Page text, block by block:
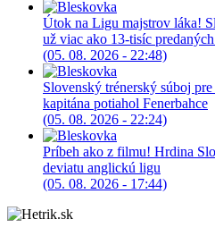
Útok na Ligu majstrov láka!
už viac ako 13-tisíc
(05. 08. 2026 - 22:48)
Slovenský trénerský súboj
kapitána potiahol Fenerbahce
(05. 08. 2026 - 22:24)
Príbeh ako z filmu! Hrdina
deviatu anglickú ligu
(05. 08. 2026 - 17:44)